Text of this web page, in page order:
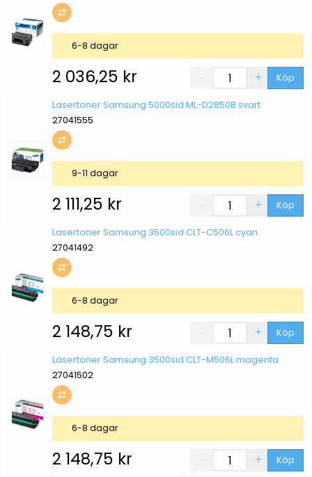
2 036,25 kr Köp
6-8 dagar
Lasertoner Samsung 5000sid ML-D2850B svart
27041555
2 111,25 kr Köp
9-11 dagar
Lasertoner Samsung 3500sid CLT-C506L cyan
27041492
2 148,75 kr Köp
6-8 dagar
Lasertoner Samsung 3500sid CLT-M506L magenta
27041502
2 148,75 kr Köp
6-8 dagar